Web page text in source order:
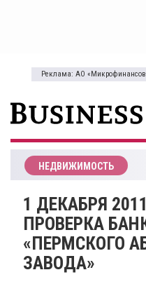
Реклама: АО
НЕДВИЖИМОСТЬ
1 ДЕКАБРЯ
ПРОВЕРКА
«ПЕРМСКОГО
ЗАВОДА»